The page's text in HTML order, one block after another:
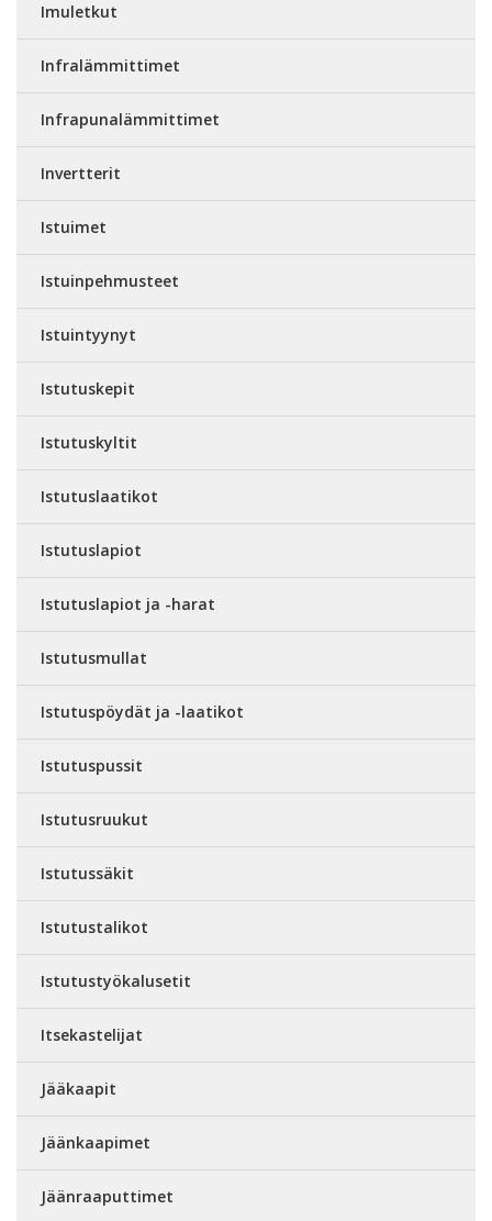
Imuletkut
Infralämmittimet
Infrapunalämmittimet
Invertterit
Istuimet
Istuinpehmusteet
Istuintyynyt
Istutuskepit
Istutuskyltit
Istutuslaatikot
Istutuslapiot
Istutuslapiot ja -harat
Istutusmullat
Istutuspöydät ja -laatikot
Istutuspussit
Istutusruukut
Istutussäkit
Istutustalikot
Istutustyökalusetit
Itsekastelijat
Jääkaapit
Jäänkaapimet
Jäänraaputtimet